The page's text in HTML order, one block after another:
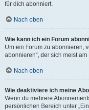
für dich abonniert.
Nach oben
Wie kann ich ein Forum
Um ein Forum zu abonnieren,
abonnieren“, der sich meist
Nach oben
Wie deaktiviere ich meine
Wenn du mehrere
persönlichen Bereich unter